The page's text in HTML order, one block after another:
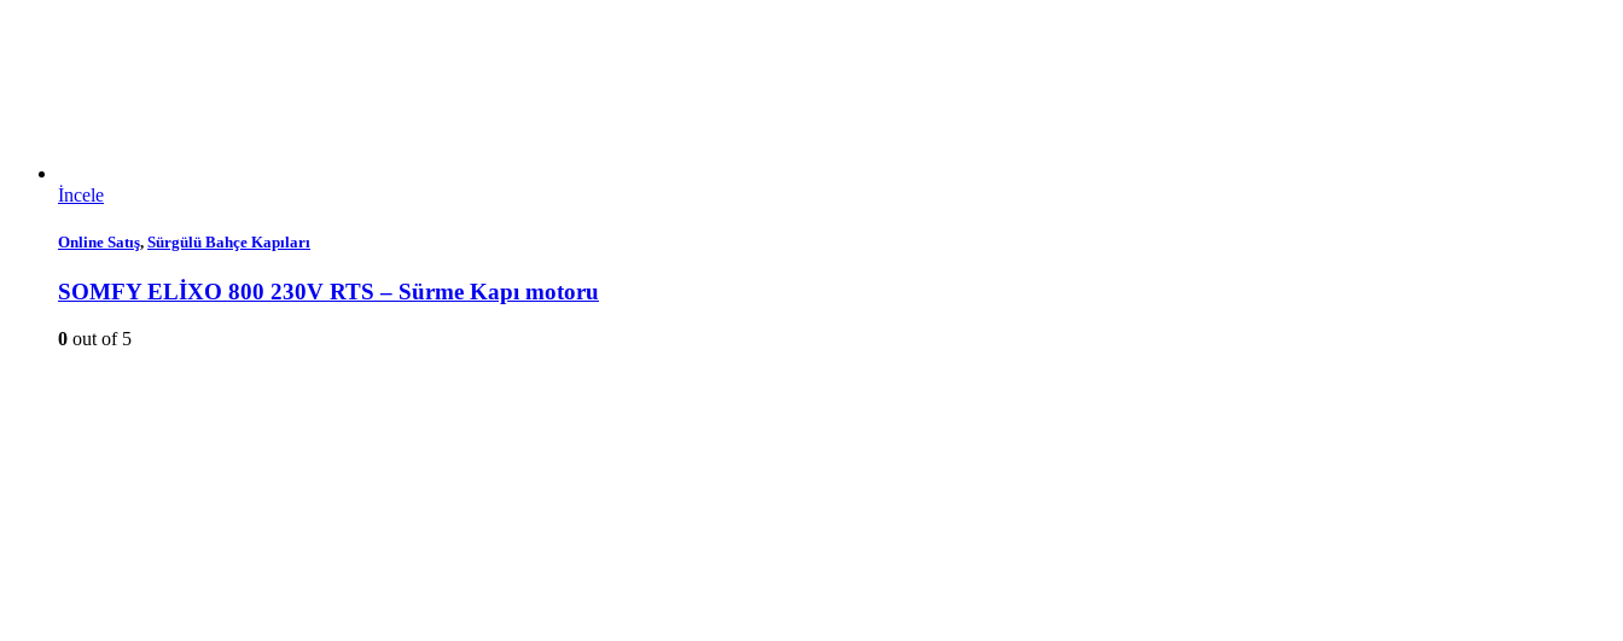
İncele
Online Satış, Sürgülü Bahçe Kapıları
SOMFY ELİXO 800 230V RTS – Sürme Kapı motoru
0 out of 5